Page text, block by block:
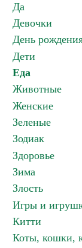
Да
Девочки
День
Дети
Еда
Животные
Женские
Зеленые
Зодиак
Здоровье
Зима
Злость
Игры и
Китти
Коты, кошки,